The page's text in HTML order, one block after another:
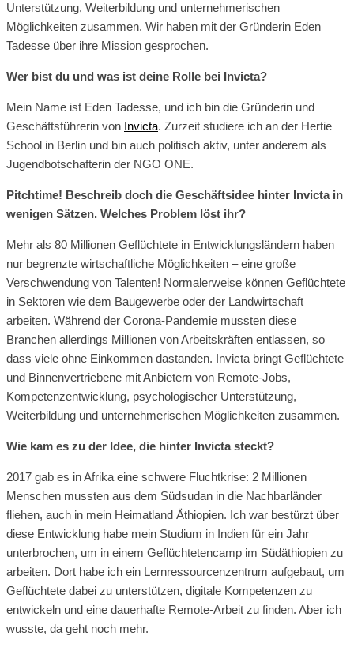
Unterstützung, Weiterbildung und unternehmerischen
Möglichkeiten zusammen. Wir haben mit der Gründerin Eden
Tadesse über ihre Mission gesprochen.
Wer bist du und was ist deine Rolle bei Invicta?
Mein Name ist Eden Tadesse, und ich bin die Gründerin und
Geschäftsführerin von Invicta. Zurzeit studiere ich an der Hertie
School in Berlin und bin auch politisch aktiv, unter anderem als
Jugendbotschafterin der NGO ONE.
Pitchtime! Beschreib doch die Geschäftsidee hinter Invicta in
wenigen Sätzen. Welches Problem löst ihr?
Mehr als 80 Millionen Geflüchtete in Entwicklungsländern haben
nur begrenzte wirtschaftliche Möglichkeiten – eine große
Verschwendung von Talenten! Normalerweise können Geflüchtete
in Sektoren wie dem Baugewerbe oder der Landwirtschaft
arbeiten. Während der Corona-Pandemie mussten diese
Branchen allerdings Millionen von Arbeitskräften entlassen, so
dass viele ohne Einkommen dastanden. Invicta bringt Geflüchtete
und Binnenvertriebene mit Anbietern von Remote-Jobs,
Kompetenzentwicklung, psychologischer Unterstützung,
Weiterbildung und unternehmerischen Möglichkeiten zusammen.
Wie kam es zu der Idee, die hinter Invicta steckt?
2017 gab es in Afrika eine schwere Fluchtkrise: 2 Millionen
Menschen mussten aus dem Südsudan in die Nachbarländer
fliehen, auch in mein Heimatland Äthiopien. Ich war bestürzt über
diese Entwicklung habe mein Studium in Indien für ein Jahr
unterbrochen, um in einem Geflüchtetencamp im Südäthiopien zu
arbeiten. Dort habe ich ein Lernressourcenzentrum aufgebaut, um
Geflüchtete dabei zu unterstützen, digitale Kompetenzen zu
entwickeln und eine dauerhafte Remote-Arbeit zu finden. Aber ich
wusste, da geht noch mehr.